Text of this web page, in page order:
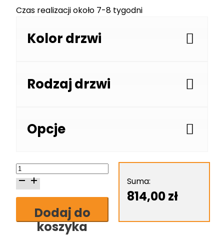
Czas realizacji około 7-8 tygodni
Kolor drzwi
Rodzaj drzwi
Opcje
ilość
Skrzydło
drzwiowe
VeranoDodaj do
koszyka
Suma:
814,00zł